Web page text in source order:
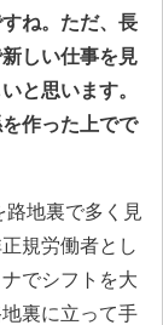
ね。ただ、長
しい仕事を見
と思います。
作った上でで
路地裏で多く見
規労働者とし
でシフトを大
裏に立って手